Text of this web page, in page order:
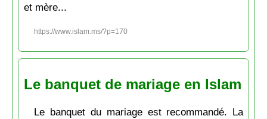
et mère...
https://www.islam.ms/?p=170
Le banquet de mariage en Islam
Le banquet du mariage est recommandé. La